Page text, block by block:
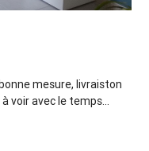
mesure, livraiston
voir avec le temps...